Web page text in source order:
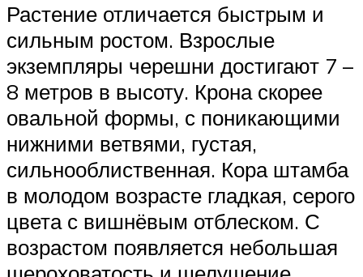
Растение отличается быстрым и
сильным ростом. Взрослые
экземпляры черешни достигают 7 –
8 метров в высоту. Крона скорее
овальной формы, с поникающими
нижними ветвями, густая,
сильнооблиственная. Кора штамба
в молодом возрасте гладкая, серого
цвета с вишнёвым отблеском. С
возрастом появляется небольшая